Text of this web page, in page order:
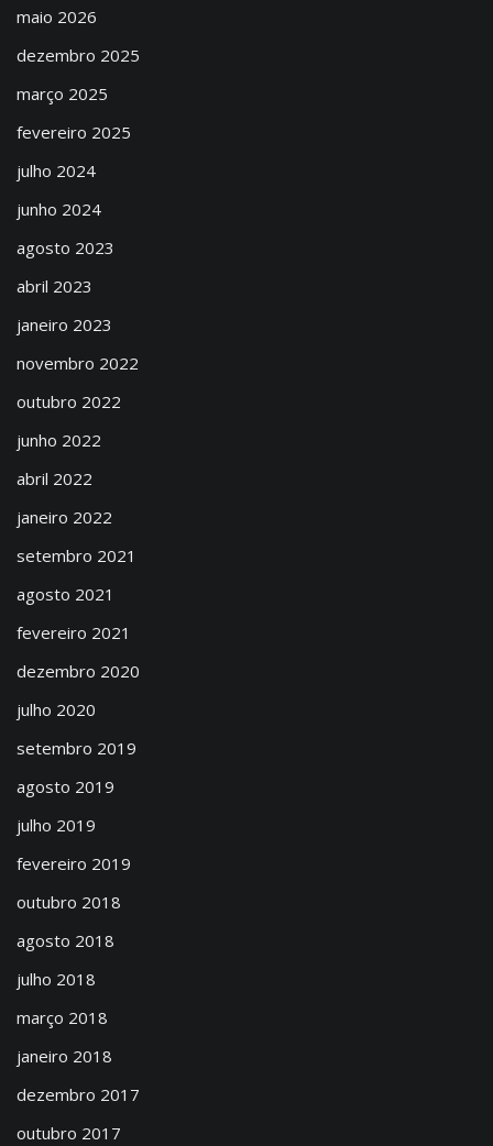
maio 2026
dezembro 2025
março 2025
fevereiro 2025
julho 2024
junho 2024
agosto 2023
abril 2023
janeiro 2023
novembro 2022
outubro 2022
junho 2022
abril 2022
janeiro 2022
setembro 2021
agosto 2021
fevereiro 2021
dezembro 2020
julho 2020
setembro 2019
agosto 2019
julho 2019
fevereiro 2019
outubro 2018
agosto 2018
julho 2018
março 2018
janeiro 2018
dezembro 2017
outubro 2017